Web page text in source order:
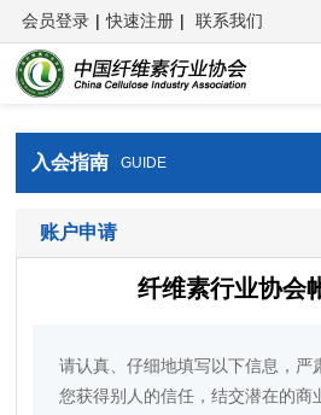
会员登录 | 快速注册 | 联系我们
入会指南 GUIDE
账户申请
纤维素行业协会
请认真、仔细地填写以下信息，严
您获得别人的信任，结交潜在的商